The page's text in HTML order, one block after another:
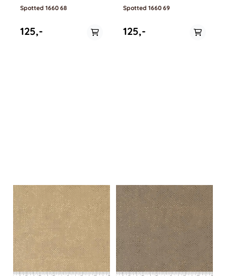
Spotted 1660 68
125,-
Spotted 1660 69
125,-